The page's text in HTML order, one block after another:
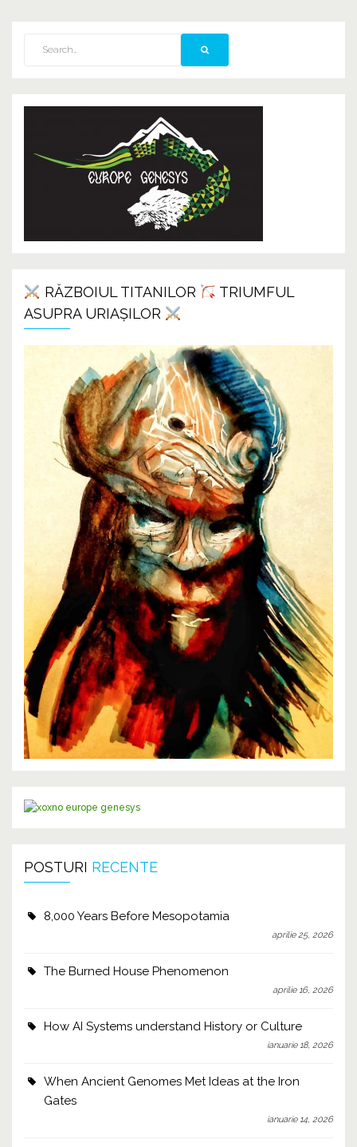
RĂZBOIUL TITANILOR
TRIUMFUL
ASUPRA URIAȘILOR
POSTURI RECENTE
8,000 Years Before Mesopotamia
aprilie 25, 2026
The Burned House Phenomenon
aprilie 16, 2026
How AI Systems understand History or Culture
ianuarie 18, 2026
When Ancient Genomes Met Ideas at the Iron
Gates
ianuarie 14, 2026